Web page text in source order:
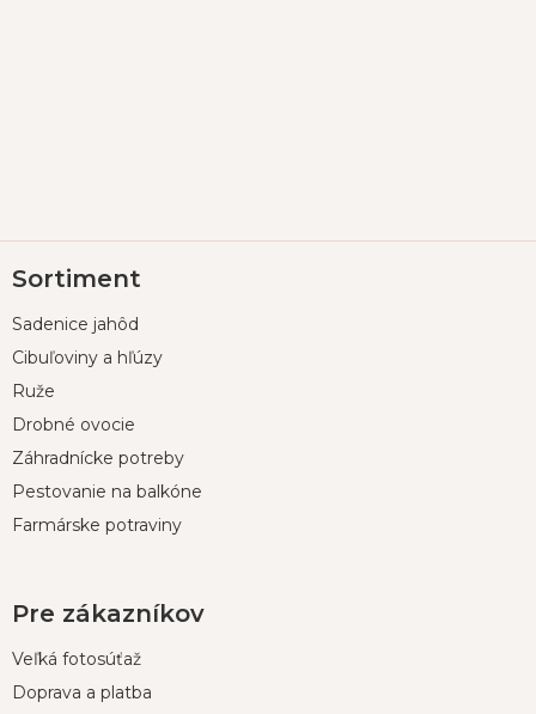
á
ä
Sortiment
Sadenice jahôd
Cibuľoviny a hľúzy
Ruže
Drobné ovocie
Záhradnícke potreby
Pestovanie na balkóne
Farmárske potraviny
Pre zákazníkov
Veľká fotosúťaž
Doprava a platba